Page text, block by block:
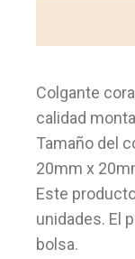
Colgante
calidad
Tamaño del
20mm x
Este
unidades. El
bolsa.